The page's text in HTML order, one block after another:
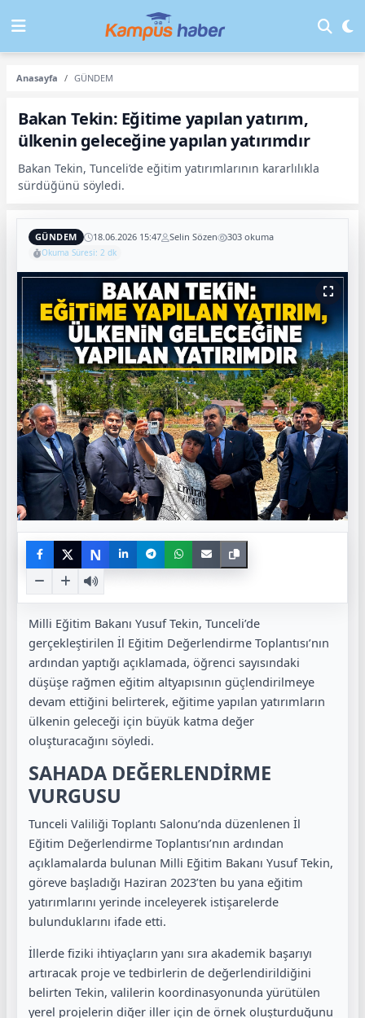
Anasayfa GÜNDEM
Bakan Tekin: Eğitime yapılan yatırım,
ülkenin geleceğine yapılan yatırımdır
Bakan Tekin, Tunceli’de eğitim yatırımlarının kararlılıkla
sürdüğünü söyledi.
GÜNDEM 18.06.2026 15:47 Selin Sözen 303 okuma
Okuma Süresi: 2 dk
N
Milli Eğitim Bakanı Yusuf Tekin, Tunceli’de
gerçekleştirilen İl Eğitim Değerlendirme Toplantısı’nın
ardından yaptığı açıklamada, öğrenci sayısındaki
düşüşe rağmen eğitim altyapısının güçlendirilmeye
devam ettiğini belirterek, eğitime yapılan yatırımların
ülkenin geleceği için büyük katma değer
oluşturacağını söyledi.
SAHADA DEĞERLENDİRME
VURGUSU
Tunceli Valiliği Toplantı Salonu’nda düzenlenen İl
Eğitim Değerlendirme Toplantısı’nın ardından
açıklamalarda bulunan Milli Eğitim Bakanı Yusuf Tekin,
göreve başladığı Haziran 2023’ten bu yana eğitim
yatırımlarını yerinde inceleyerek istişarelerde
bulunduklarını ifade etti.
İllerde fiziki ihtiyaçların yanı sıra akademik başarıyı
artıracak proje ve tedbirlerin de değerlendirildiğini
belirten Tekin, valilerin koordinasyonunda yürütülen
yerel projelerin diğer iller için de örnek oluşturduğunu